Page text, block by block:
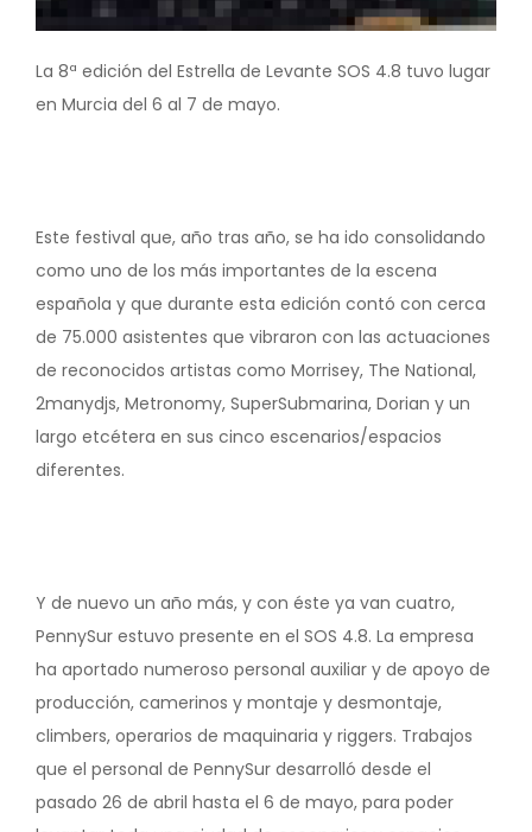
La 8ª edición del Estrella de Levante SOS 4.8 tuvo lugar
en Murcia del 6 al 7 de mayo.
Este festival que, año tras año, se ha ido consolidando
como uno de los más importantes de la escena
española y que durante esta edición contó con cerca
de 75.000 asistentes que vibraron con las actuaciones
de reconocidos artistas como Morrisey, The National,
2manydjs, Metronomy, SuperSubmarina, Dorian y un
largo etcétera en sus cinco escenarios/espacios
diferentes.
Y de nuevo un año más, y con éste ya van cuatro,
PennySur estuvo presente en el SOS 4.8. La empresa
ha aportado numeroso personal auxiliar y de apoyo de
producción, camerinos y montaje y desmontaje,
climbers, operarios de maquinaria y riggers. Trabajos
que el personal de PennySur desarrolló desde el
pasado 26 de abril hasta el 6 de mayo, para poder